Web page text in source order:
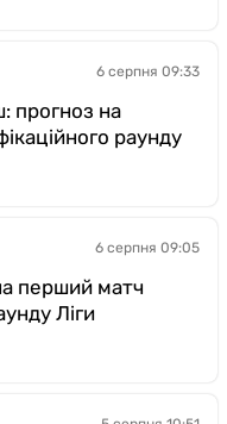
6 серпня 09:33
прогноз на
раунду
6 серпня 09:05
перший матч
Ліги